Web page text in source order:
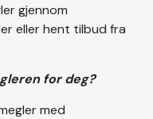
gjennom
eller hent tilbud fra
for deg?
med